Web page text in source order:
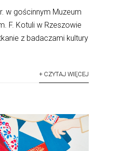
w gościnnym Muzeum
F. Kotuli w Rzeszowie
z badaczami kultury
+ CZYTAJ WIĘCEJ